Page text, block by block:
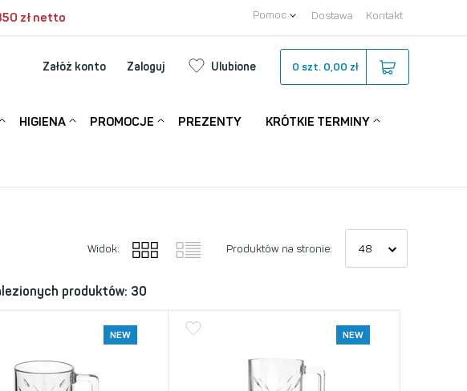
zł netto Pomoc Dostawa Kontakt
Załóż konto Zaloguj Ulubione 0 szt. 0,00 zł
HIGIENA PROMOCJE PREZENTY KRÓTKIE TERMINY
Widok: Produktów na stronie:
produktów: 30
NEW NEW